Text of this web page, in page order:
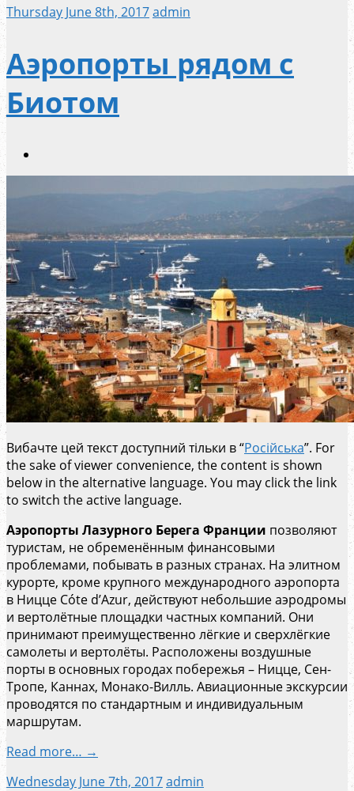
Thursday June 8th, 2017admin
Аэропорты рядом с
Биотом
Вибачте цей текст доступний тільки в “Російська”. For
the sake of viewer convenience, the content is shown
below in the alternative language. You may click the link
to switch the active language.
Аэропорты Лазурного Берега Франции позволяют
туристам, не обременённым финансовыми
проблемами, побывать в разных странах. На элитном
курорте, кроме крупного международного аэропорта
в Ницце Cóte d’Azur, действуют небольшие аэродромы
и вертолётные площадки частных компаний. Они
принимают преимущественно лёгкие и сверхлёгкие
самолеты и вертолёты. Расположены воздушные
порты в основных городах побережья – Ницце, Сен-
Тропе, Каннах, Монако-Вилль. Авиационные экскурсии
проводятся по стандартным и индивидуальным
маршрутам.
Read more… →
Wednesday June 7th, 2017admin